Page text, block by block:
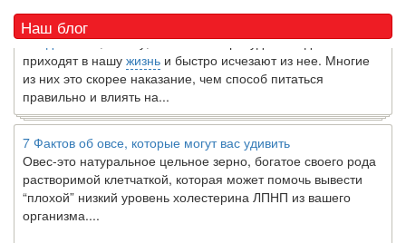
Наш блог
5 причин обратить внимание на средиземноморскую диету
Какдиетолог
приходят в нашу
жизнь
и быстро исчезают из нее. Многие
из них это скорее наказание, чем способ питаться
правильно и влиять на...
7 Фактов об овсе, которые могут вас удивить
Овес-это натуральное цельное зерно, богатое своего рода
растворимой клетчаткой, которая может помочь вывести
“плохой” низкий уровень холестерина ЛПНП из вашего
организма....